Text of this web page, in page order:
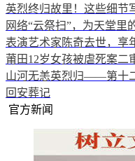
英烈终归故里！这些细节
网络“云祭扫”，为天堂里
表演艺术家陈奇去世，享
莆田12岁女孩被虐死案二
山河无恙英烈归——第十
回安葬记
官方新闻